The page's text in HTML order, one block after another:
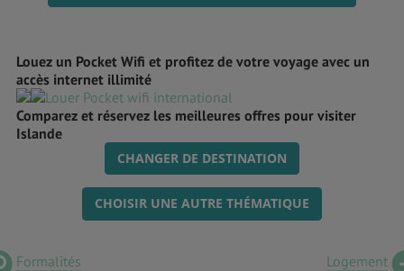
Louez un Pocket Wifi et profitez de votre voyage avec un
accès internet illimité
Comparez et réservez les meilleures offres pour visiter
Islande
CHANGER DE DESTINATION
CHOISIR UNE AUTRE THÉMATIQUE
Formalités Logement